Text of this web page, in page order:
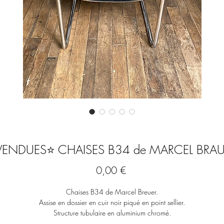
CHAISES B34 de MARCEL
0,00 €Prix
Chaises B34 de Marcel Breuer.
Assise en dossier en cuir noir piqué en point sellier.
Structure tubulaire en aluminium chromé.